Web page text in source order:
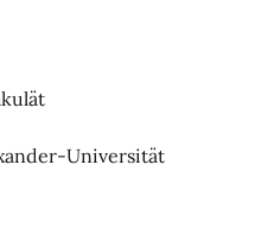
Universität